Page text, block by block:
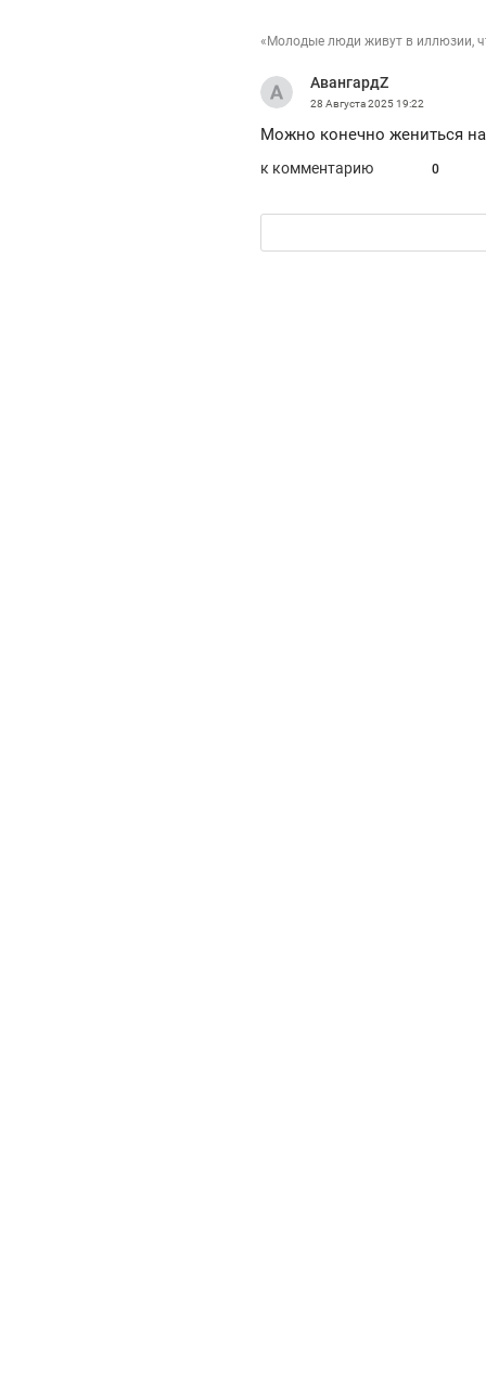
«Молодые люди живут в иллюзии,
АвангардZ
28 Августа 202519:22
Можно конечно жениться
к комментарию 0